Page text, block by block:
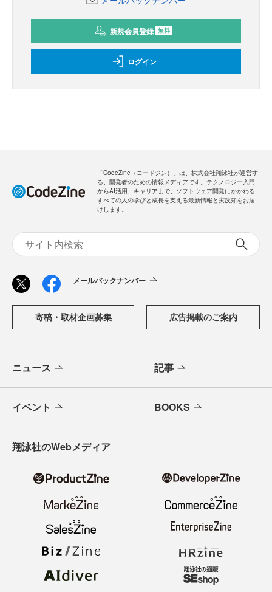
新規会員登録 無料
ログイン
「CodeZine（コードジン）」は、株式会社翔泳社が運営す
る、開発者のための情報メディアです。テクノロジー入門
からAI活用、キャリアまで、ソフトウェア開発にかかわる
すべての人の学びと成長を支える最新情報と実践知をお届
けします。
メールバックナンバー
寄稿・取材企画募集 広告掲載のご案内
ニュース 記事
イベント BOOKS
翔泳社のWebメディア